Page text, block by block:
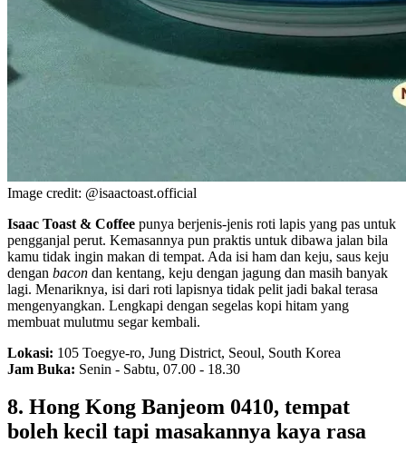
Image credit: @isaactoast.official
Isaac Toast & Coffee punya berjenis-jenis roti lapis yang pas untuk
pengganjal perut. Kemasannya pun praktis untuk dibawa jalan bila
kamu tidak ingin makan di tempat. Ada isi ham dan keju, saus keju
dengan bacon dan kentang, keju dengan jagung dan masih banyak
lagi. Menariknya, isi dari roti lapisnya tidak pelit jadi bakal terasa
mengenyangkan. Lengkapi dengan segelas kopi hitam yang
membuat mulutmu segar kembali.
Lokasi: 105 Toegye-ro, Jung District, Seoul, South Korea
Jam Buka: Senin - Sabtu, 07.00 - 18.30
8. Hong Kong Banjeom 0410, tempat
boleh kecil tapi masakannya kaya rasa